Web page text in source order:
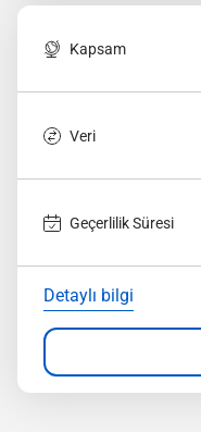
Kapsam
Veri
Geçerlilik Süresi
Detaylı bilgi